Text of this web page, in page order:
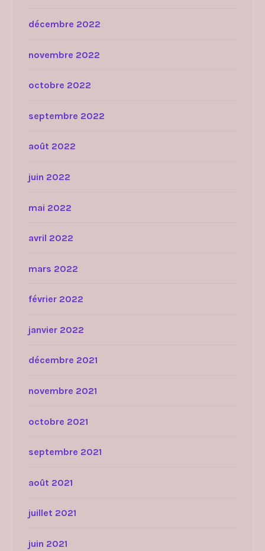
décembre 2022
novembre 2022
octobre 2022
septembre 2022
août 2022
juin 2022
mai 2022
avril 2022
mars 2022
février 2022
janvier 2022
décembre 2021
novembre 2021
octobre 2021
septembre 2021
août 2021
juillet 2021
juin 2021